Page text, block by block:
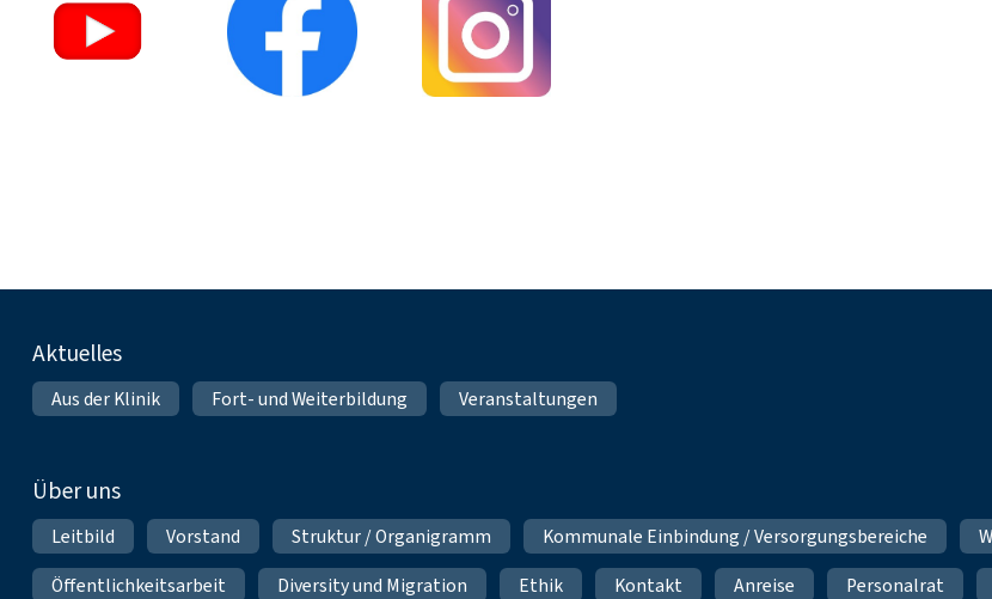
Fußnavigation
Aktuelles
Aus der Klinik Fort- und Weiterbildung Veranstaltungen
Über uns
Leitbild Vorstand Struktur / Organigramm Kommunale Einbindung / Versorgungsbereiche
Öffentlichkeitsarbeit
Diversity und Migration Ethik Kontakt Anreise Personalrat